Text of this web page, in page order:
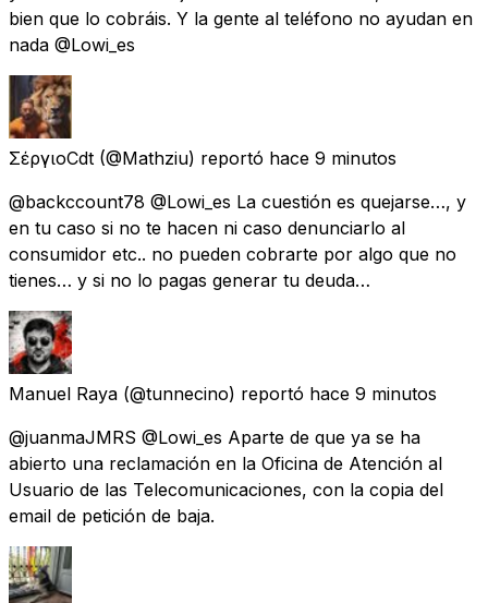
bien que lo cobráis. Y la gente al teléfono no ayudan en
nada @Lowi_es
ΣέργιοCdt (@Mathziu) reportó hace 9 minutos
@backccount78 @Lowi_es La cuestión es quejarse…, y
en tu caso si no te hacen ni caso denunciarlo al
consumidor etc.. no pueden cobrarte por algo que no
tienes… y si no lo pagas generar tu deuda…
Manuel Raya (@tunnecino) reportó hace 9 minutos
@juanmaJMRS @Lowi_es Aparte de que ya se ha
abierto una reclamación en la Oficina de Atención al
Usuario de las Telecomunicaciones, con la copia del
email de petición de baja.